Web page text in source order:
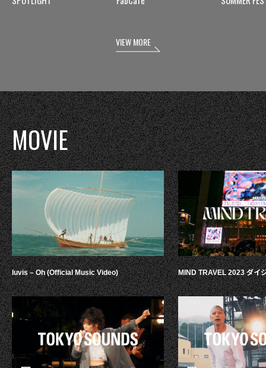
VIEW MORE
MOVIE
luvis – Oh (Official Music Video) MIND TRAVEL 2023 ダイ